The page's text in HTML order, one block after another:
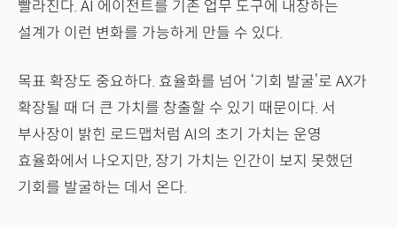
빨라진다. AI 에이전트를 기존 업무 도구에 내장하는
설계가 이런 변화를 가능하게 만들 수 있다.
목표 확장도 중요하다. 효율화를 넘어 ‘기회 발굴’로 AX가
확장될 때 더 큰 가치를 창출할 수 있기 때문이다. 서
부사장이 밝힌 로드맵처럼 AI의 초기 가치는 운영
효율화에서 나오지만, 장기 가치는 인간이 보지 못했던
기회를 발굴하는 데서 온다.